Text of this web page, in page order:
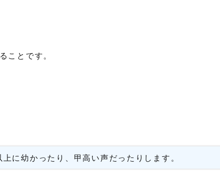
ことです。
に幼かったり、甲高い声だったりします。